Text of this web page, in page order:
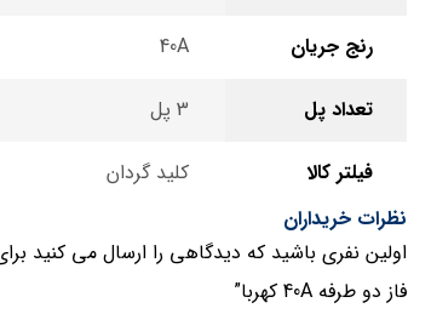
رنج جریان 40A
تعداد پل 3 پل
فیلتر کالا
کلید گردان
نظرات خریداران
اولین نفری باشید که دیدگاهی را ارسال می کنید
فاز دو طرفه 40A کهربا”